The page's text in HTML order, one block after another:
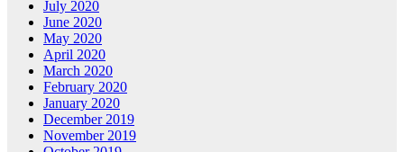
July 2020
June 2020
May 2020
April 2020
March 2020
February 2020
January 2020
December 2019
November 2019